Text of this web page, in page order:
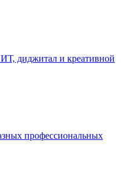
диджитал и креативной
профессиональных